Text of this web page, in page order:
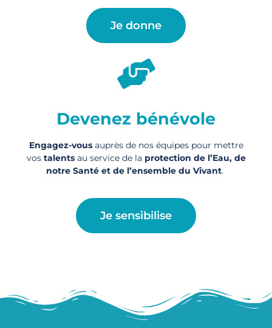
Je donne
Devenez bénévole
Engagez-vousauprès de nos équipes pour mettre
vos talentsau service de la protection de l’Eau, de
notre Santé et de l’ensemble du Vivant.
Je sensibilise